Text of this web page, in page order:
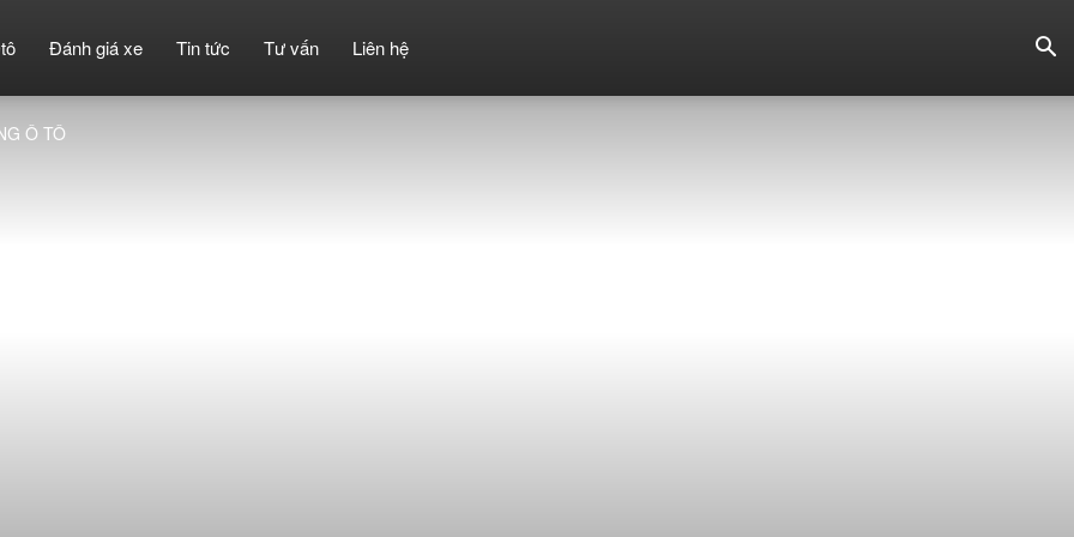
Đánh giá xe Tin tức Tư vấn Liên hệ
Ô TÔ